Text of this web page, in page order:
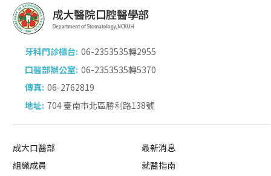
牙科門診櫃台: 06-2353535轉2955
口醫部辦公室: 06-2353535轉5370
傳真: 06-2762819
地址: 704 臺南市北區勝利路138號
成大口醫部
最新消息
組織成員
就醫指南